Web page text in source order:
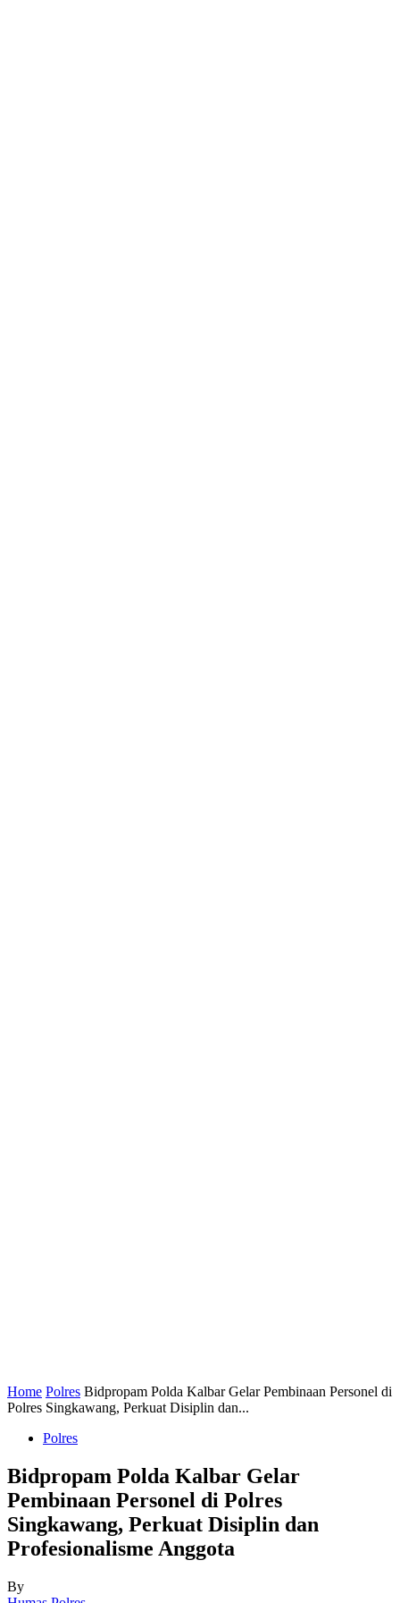
Home Polres Bidpropam Polda Kalbar Gelar Pembinaan Personel di
Polres Singkawang, Perkuat Disiplin dan...
Polres
Bidpropam Polda Kalbar Gelar
Pembinaan Personel di Polres
Singkawang, Perkuat Disiplin dan
Profesionalisme Anggota
By